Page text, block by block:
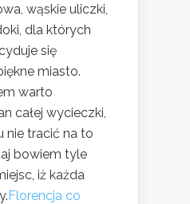
wąskie uliczki,
dla których
się
miasto.
warto
całej wycieczki,
nie tracić na to
bowiem tyle
iż każda
Florencja co